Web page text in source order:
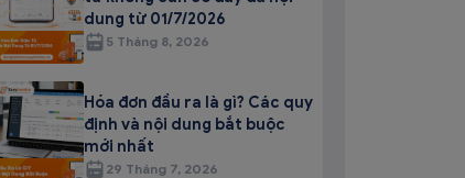
dung từ 01/7/2026
5 Tháng 8, 2026
Hóa đơn đầu ra là gì? Các quy
định và nội dung bắt buộc
mới nhất
29 Tháng 7, 2026